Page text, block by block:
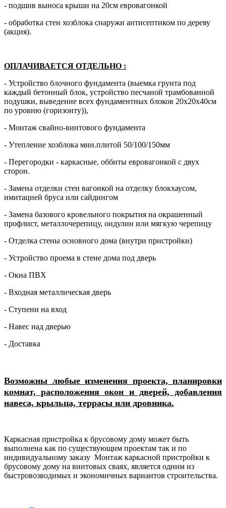
- подшив выноса крыши на 20см евровагонкой
- обработка стен хозблока снаружи антисептиком по дереву
(акция).
ОПЛАЧИВАЕТСЯ ОТДЕЛЬНО :
- Устройство блочного фундамента (выемка грунта под
каждый бетонный блок, устройство песчаной трамбованной
подушки, выведение всех фундаментных блоков 20х20х40см
по уровню (горизонту)),
- Монтаж свайно-винтового фундамента
- Утепление хозблока мин.плитой 50/100/150мм
- Перегородки - каркасные, оббиты евровагонкой с двух
сторон.
- Замена отделки стен вагонкой на отделку блокхаусом,
имитацией бруса или сайдингом
- Замена базового кровельного покрытия на окрашенный
профлист, металлочерепицу, ондулин или мягкую черепицу
- Отделка стены основного дома (внутри пристройки)
- Устройство проема в стене дома под дверь
- Окна ПВХ
- Входная металлическая дверь
- Ступени на вход
- Навес над дверью
- Доставка
Возможны любые изменения проекта, планировки
комнат, расположения окон и дверей, добавления
навеса, крыльца, террасы или дровника.
Каркасная пристройка к брусовому дому может быть
выполнена как по существующим проектам так и по
индивидуальному заказу Монтаж каркасной пристройки к
брусовому дому на винтовых сваях, является одним из
быстровозводимых и экономичных вариантов строительства.